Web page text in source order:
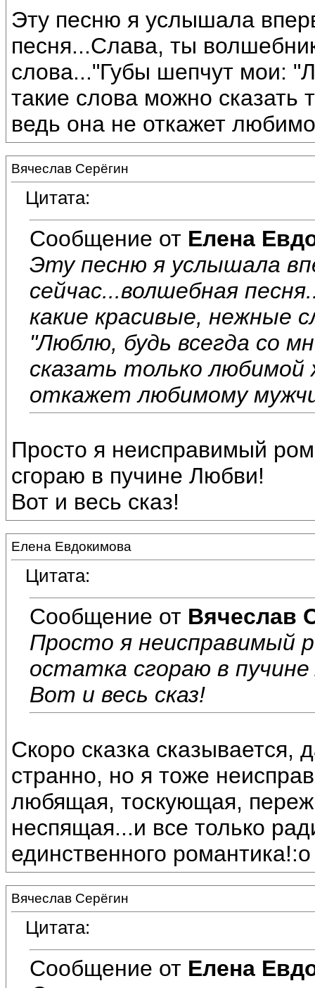
Эту песню я услышала
песня...Слава, ты
слова..."Губы шепчут мои:
такие слова можно
ведь она не откажет
Вячеслав Серёгин
Цитата:
Сообщение от Елена
Эту песню я услышала
сейчас...волшебная
какие красивые, нежные
"Люблю, будь всегда со
сказать только любимой
откажет любимому
Просто я неисправимый
сгораю в пучине Любви!
Вот и весь сказ!
Елена Евдокимова
Цитата:
Сообщение от Вячеслав
Просто я неисправимый
остатка сгораю в
Вот и весь сказ!
Скоро сказка сказывается,
странно, но я тоже
любящая, тоскующая,
неспящая...и все только
единственного романтика!:o
Вячеслав Серёгин
Цитата:
Сообщение от Елена